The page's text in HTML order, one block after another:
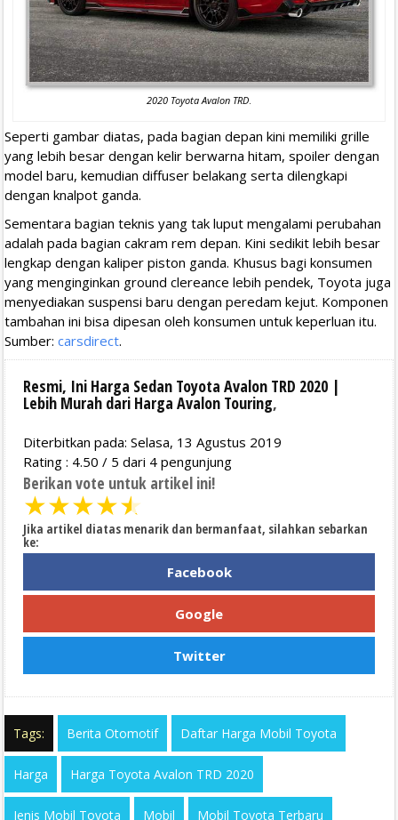
2020 Toyota Avalon TRD.
Seperti gambar diatas, pada bagian depan kini memiliki grille
yang lebih besar dengan kelir berwarna hitam, spoiler dengan
model baru, kemudian diffuser belakang serta dilengkapi
dengan knalpot ganda.
Sementara bagian teknis yang tak luput mengalami perubahan
adalah pada bagian cakram rem depan. Kini sedikit lebih besar
lengkap dengan kaliper piston ganda. Khusus bagi konsumen
yang menginginkan ground clereance lebih pendek, Toyota juga
menyediakan suspensi baru dengan peredam kejut. Komponen
tambahan ini bisa dipesan oleh konsumen untuk keperluan itu.
Sumber: carsdirect.
Resmi, Ini Harga Sedan Toyota Avalon TRD 2020 |
Lebih Murah dari Harga Avalon Touring,
Diterbitkan pada: Selasa, 13 Agustus 2019
Rating : 4.50 / 5 dari 4 pengunjung
Berikan vote untuk artikel ini!
★★★★★
Jika artikel diatas menarik dan bermanfaat, silahkan sebarkan
ke:
Facebook
Google
Twitter
Tags: Berita Otomotif Daftar Harga Mobil Toyota
Harga Harga Toyota Avalon TRD 2020
Jenis Mobil Toyota Mobil Mobil Toyota Terbaru